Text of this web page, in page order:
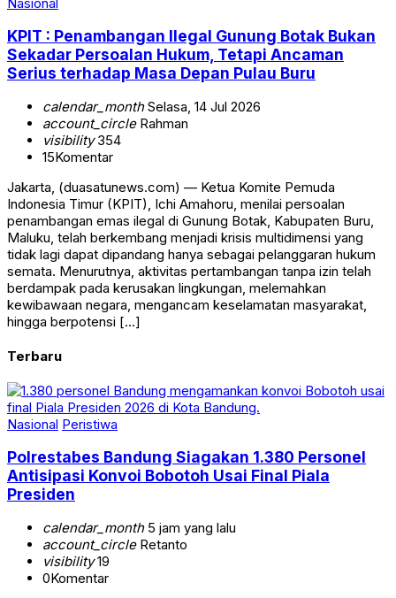
KPIT : Penambangan Ilegal Gunung Botak Bukan
Sekadar Persoalan Hukum, Tetapi Ancaman
Serius terhadap Masa Depan Pulau Buru
calendar_monthSelasa, 14 Jul 2026
account_circleRahman
visibility354
15Komentar
Jakarta, (duasatunews.com) — Ketua Komite Pemuda
Indonesia Timur (KPIT), Ichi Amahoru, menilai persoalan
penambangan emas ilegal di Gunung Botak, Kabupaten Buru,
Maluku, telah berkembang menjadi krisis multidimensi yang
tidak lagi dapat dipandang hanya sebagai pelanggaran hukum
semata. Menurutnya, aktivitas pertambangan tanpa izin telah
berdampak pada kerusakan lingkungan, melemahkan
kewibawaan negara, mengancam keselamatan masyarakat,
hingga berpotensi […]
Terbaru
Nasional Peristiwa
Polrestabes Bandung Siagakan 1.380 Personel
Antisipasi Konvoi Bobotoh Usai Final Piala
Presiden
calendar_month5 jam yang lalu
account_circleRetanto
visibility19
0Komentar